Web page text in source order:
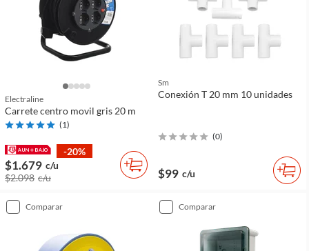
Electraline
Carrete centro movil gris 20 m
(1)
-20%
$1.679 c/u
$2.098 c/u
Sm
Conexión T 20 mm 10 unidades
(0)
$99 c/u
comparar comparar